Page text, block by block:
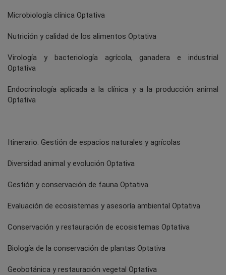
Microbiología clínica Optativa
Nutrición y calidad de los alimentos Optativa
Virología y bacteriología agrícola, ganadera e industrial
Optativa
Endocrinología aplicada a la clínica y a la producción animal
Optativa
Itinerario: Gestión de espacios naturales y agrícolas
Diversidad animal y evolución Optativa
Gestión y conservación de fauna Optativa
Evaluación de ecosistemas y asesoría ambiental Optativa
Conservación y restauración de ecosistemas Optativa
Biología de la conservación de plantas Optativa
Geobotánica y restauración vegetal Optativa